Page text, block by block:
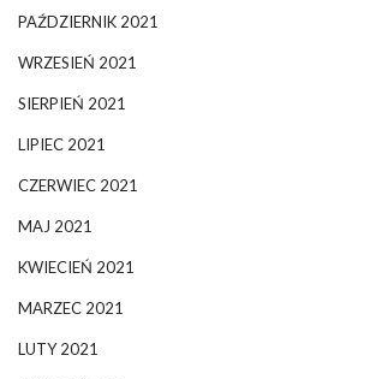
PAŹDZIERNIK 2021
WRZESIEŃ 2021
SIERPIEŃ 2021
LIPIEC 2021
CZERWIEC 2021
MAJ 2021
KWIECIEŃ 2021
MARZEC 2021
LUTY 2021